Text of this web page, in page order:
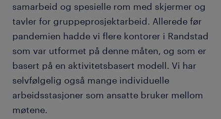
samarbeid og spesielle rom med skjermer og
tavler for gruppeprosjektarbeid. Allerede før
pandemien hadde vi flere kontorer i Randstad
som var utformet på denne måten, og som er
basert på en aktivitetsbasert modell. Vi har
selvfølgelig også mange individuelle
arbeidsstasjoner som ansatte bruker mellom
møtene.